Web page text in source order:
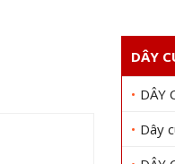
DÂY
DÂY
Dây